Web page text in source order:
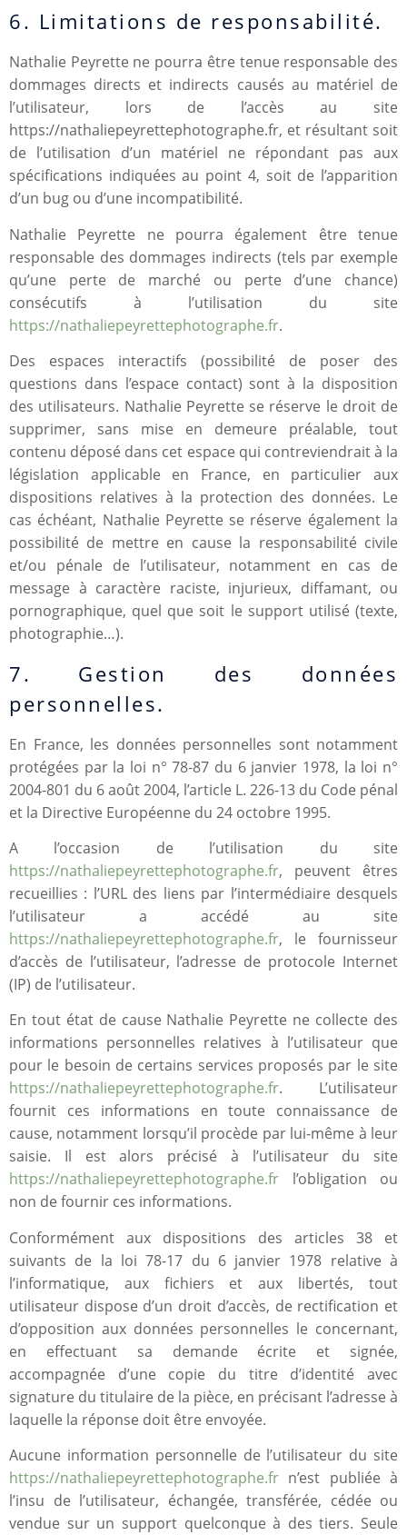
6. Limitations de responsabilité.
Nathalie Peyrette ne pourra être tenue responsable des
dommages directs et indirects causés au matériel de
l’utilisateur, lors de l’accès au site
https://nathaliepeyrettephotographe.fr, et résultant soit
de l’utilisation d’un matériel ne répondant pas aux
spécifications indiquées au point 4, soit de l’apparition
d’un bug ou d’une incompatibilité.
Nathalie Peyrette ne pourra également être tenue
responsable des dommages indirects (tels par exemple
qu’une perte de marché ou perte d’une chance)
consécutifs à l’utilisation du site
https://nathaliepeyrettephotographe.fr.
Des espaces interactifs (possibilité de poser des
questions dans l’espace contact) sont à la disposition
des utilisateurs. Nathalie Peyrette se réserve le droit de
supprimer, sans mise en demeure préalable, tout
contenu déposé dans cet espace qui contreviendrait à la
législation applicable en France, en particulier aux
dispositions relatives à la protection des données. Le
cas échéant, Nathalie Peyrette se réserve également la
possibilité de mettre en cause la responsabilité civile
et/ou pénale de l’utilisateur, notamment en cas de
message à caractère raciste, injurieux, diffamant, ou
pornographique, quel que soit le support utilisé (texte,
photographie…).
7. Gestion des données
personnelles.
En France, les données personnelles sont notamment
protégées par la loi n° 78-87 du 6 janvier 1978, la loi n°
2004-801 du 6 août 2004, l’article L. 226-13 du Code pénal
et la Directive Européenne du 24 octobre 1995.
A l’occasion de l’utilisation du site
https://nathaliepeyrettephotographe.fr, peuvent êtres
recueillies : l’URL des liens par l’intermédiaire desquels
l’utilisateur a accédé au site
https://nathaliepeyrettephotographe.fr, le fournisseur
d’accès de l’utilisateur, l’adresse de protocole Internet
(IP) de l’utilisateur.
En tout état de cause Nathalie Peyrette ne collecte des
informations personnelles relatives à l’utilisateur que
pour le besoin de certains services proposés par le site
https://nathaliepeyrettephotographe.fr. L’utilisateur
fournit ces informations en toute connaissance de
cause, notamment lorsqu’il procède par lui-même à leur
saisie. Il est alors précisé à l’utilisateur du site
https://nathaliepeyrettephotographe.fr l’obligation ou
non de fournir ces informations.
Conformément aux dispositions des articles 38 et
suivants de la loi 78-17 du 6 janvier 1978 relative à
l’informatique, aux fichiers et aux libertés, tout
utilisateur dispose d’un droit d’accès, de rectification et
d’opposition aux données personnelles le concernant,
en effectuant sa demande écrite et signée,
accompagnée d’une copie du titre d’identité avec
signature du titulaire de la pièce, en précisant l’adresse à
laquelle la réponse doit être envoyée.
Aucune information personnelle de l’utilisateur du site
https://nathaliepeyrettephotographe.fr n’est publiée à
l’insu de l’utilisateur, échangée, transférée, cédée ou
vendue sur un support quelconque à des tiers. Seule